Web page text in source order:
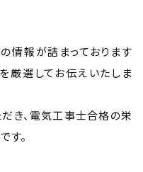
情報が詰まっております
厳選してお伝えいたしま
き、電気工事士合格の栄
す。